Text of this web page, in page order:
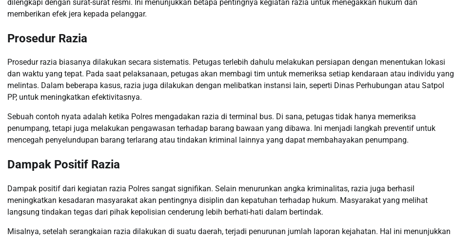
dilengkapi dengan surat-surat resmi. Ini menunjukkan betapa pentingnya kegiatan razia untuk menegakkan hukum dan
memberikan efek jera kepada pelanggar.
Prosedur Razia
Prosedur razia biasanya dilakukan secara sistematis. Petugas terlebih dahulu melakukan persiapan dengan menentukan lokasi
dan waktu yang tepat. Pada saat pelaksanaan, petugas akan membagi tim untuk memeriksa setiap kendaraan atau individu yang
melintas. Dalam beberapa kasus, razia juga dilakukan dengan melibatkan instansi lain, seperti Dinas Perhubungan atau Satpol
PP, untuk meningkatkan efektivitasnya.
Sebuah contoh nyata adalah ketika Polres mengadakan razia di terminal bus. Di sana, petugas tidak hanya memeriksa
penumpang, tetapi juga melakukan pengawasan terhadap barang bawaan yang dibawa. Ini menjadi langkah preventif untuk
mencegah penyelundupan barang terlarang atau tindakan kriminal lainnya yang dapat membahayakan penumpang.
Dampak Positif Razia
Dampak positif dari kegiatan razia Polres sangat signifikan. Selain menurunkan angka kriminalitas, razia juga berhasil
meningkatkan kesadaran masyarakat akan pentingnya disiplin dan kepatuhan terhadap hukum. Masyarakat yang melihat
langsung tindakan tegas dari pihak kepolisian cenderung lebih berhati-hati dalam bertindak.
Misalnya, setelah serangkaian razia dilakukan di suatu daerah, terjadi penurunan jumlah laporan kejahatan. Hal ini menunjukkan